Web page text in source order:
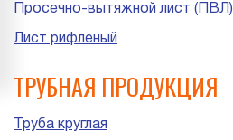
Просечно-вытяжной лист (ПВЛ)
Лист рифленый
ТРУБНАЯ ПРОДУКЦИЯ
Труба круглая